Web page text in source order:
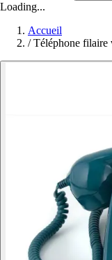
Loading...
Accueil
/ Téléphone filaire